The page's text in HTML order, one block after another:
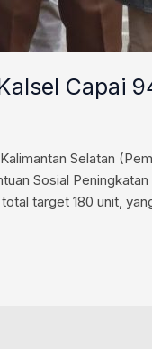
Capai
Selatan
Sosial
target 180 unit,